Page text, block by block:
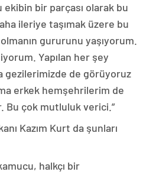
ekibin bir parçası olarak bu
ileriye taşımak üzere bu
gururunu yaşıyorum.
Yapılan her şey
gezilerimizde de görüyoruz
erkek hemşehrilerim de
Bu çok mutluluk verici.”
Kazım Kurt da şunları
halkçı bir